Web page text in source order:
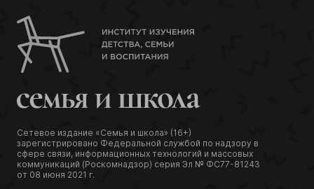
Сетевое издание «Семья и школа» (16+)
зарегистрировано Федеральной службой по надзору в
сфере связи, информационных технологий и массовых
коммуникаций (Роскомнадзор) серия Эл № ФС77-81243
от 08 июня 2021 г.